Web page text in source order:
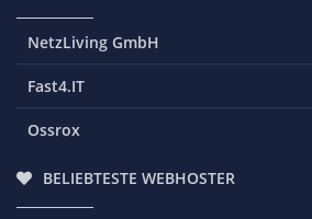
NetzLiving GmbH
Fast4.IT
Ossrox
BELIEBTESTE WEBHOSTER